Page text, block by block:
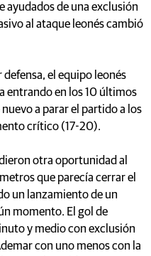
ayudados de una exclusión
al ataque leonés cambió
el equipo leonés
entrando en los 10 últimos
a parar el partido a los
crítico (17-20).
otra oportunidad al
que parecía cerrar el
un lanzamiento de un
momento. El gol de
y medio con exclusión
con uno menos con la